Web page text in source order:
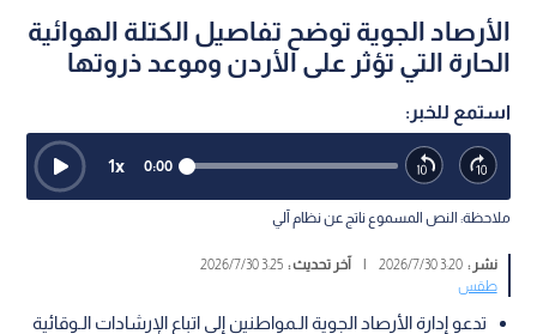
الأرصاد الجوية توضح تفاصيل الكتلة الهوائية
الحارة التي تؤثر على الأردن وموعد ذروتها
استمع للخبر:
0:00
1x
ملاحظة: النص المسموع ناتج عن نظام آلي
نشر :3:20 2026/7/30
| آخر تحديث :3:25 2026/7/30
طقس
تدعو إدارة الأرصاد الجوية الـمواطنين إلى اتباع الإرشادات الـوقائية